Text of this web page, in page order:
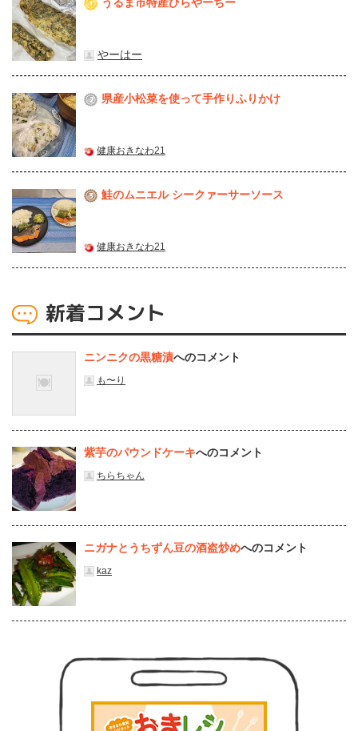
1
やーはー
2 県産⼩松菜を使って⼿作りふりかけ
健康おきなわ21
3 鮭のムニエル シークァーサーソース
健康おきなわ21
新着コメント
ニンニクの黒糖漬へのコメント
も〜り
紫芋のパウンドケーキへのコメント
ちらちゃん
ニガナとうちずん豆の酒盗炒めへのコメント
kaz